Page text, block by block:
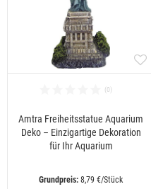
Amtra Freiheitsstatue Aquarium
Deko – Einzigartige Dekoration
für Ihr Aquarium
8,79 €/Stück